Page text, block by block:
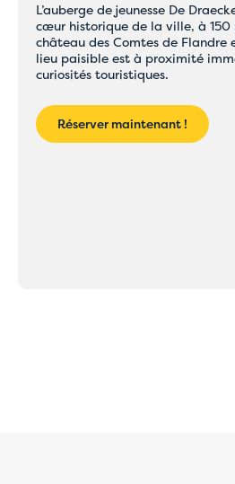
L’auberge de jeunesse De
cœur historique de la ville, à 150
château des Comtes de Flandre
lieu paisible est à proximité
curiosités touristiques.
Réserver maintenant !